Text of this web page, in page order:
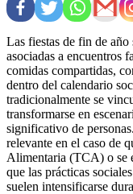
Las fiestas de fin de
asociadas a encuentros
comidas compartidas,
dentro del calendario
tradicionalmente se
transformarse en
significativo de
relevante en el caso de
Alimentaria (TCA) o se
que las prácticas
suelen intensificarse